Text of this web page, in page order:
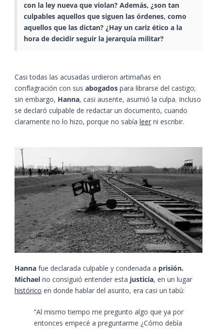
con la ley nueva que violan? Además, ¿son tan
culpables aquellos que siguen las órdenes, como
aquellos que las dictan? ¿Hay un cariz ético a la
hora de decidir seguir la jerarquía militar?
Casi todas las acusadas urdieron artimañas en
conflagración con sus abogados para librarse del castigo;
sin embargo, Hanna, casi ausente, asumió la culpa. Incluso
se declaró culpable de redactar un documento, cuando
claramente no lo hizo, porque no sabía leer ni escribir.
Hanna fue declarada culpable y condenada a prisión.
Michael no consiguió entender esta justicia, en un lugar
histórico en donde hablar del asunto, era casi un tabú:
“Al mismo tiempo me pregunto algo que ya por
entonces empecé a preguntarme ¿Cómo debía